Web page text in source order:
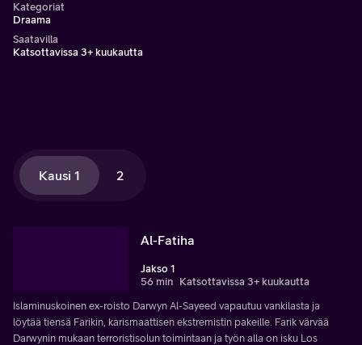
Kategoriat
Draama
Saatavilla
Katsottavissa 3+ kuukautta
Kausi 1 2
Al-Fatiha
Jakso 1
56 min Katsottavissa 3+ kuukautta
Islaminuskoinen ex-roisto Darwyn Al-Sayeed vapautuu vankilasta ja
löytää tiensä Farikin, karismaattisen ekstremistin pakeille. Farik värvää
Darwynin mukaan terroristisolun toimintaan ja työn alla on isku Los